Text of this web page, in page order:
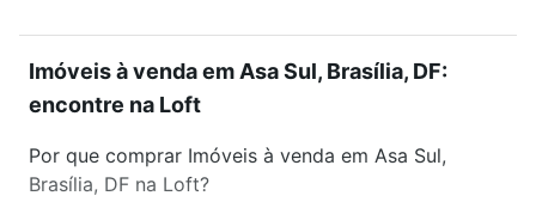
Imóveis à venda em Asa Sul, Brasília, DF:
encontre na Loft
Por que comprar Imóveis à venda em Asa Sul,
Brasília, DF na Loft?